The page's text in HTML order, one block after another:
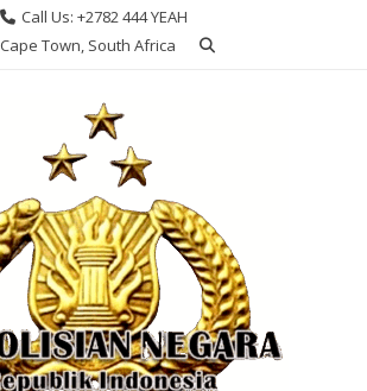
Call Us: +2782 444 YEAH
Cape Town, South Africa